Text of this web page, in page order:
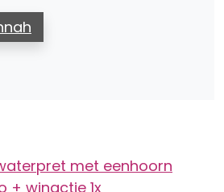
met eenhoorn
+ winactie 1x